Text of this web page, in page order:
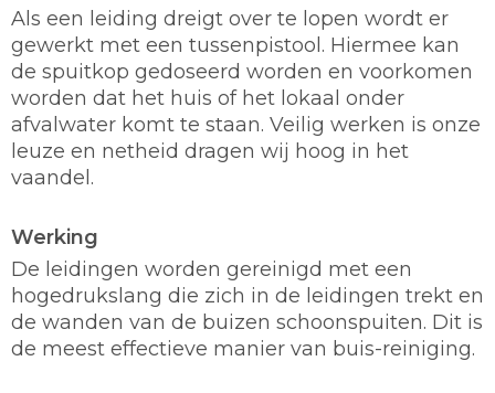
Als een leiding dreigt over te lopen wordt er
gewerkt met een tussenpistool. Hiermee kan
de spuitkop gedoseerd worden en voorkomen
worden dat het huis of het lokaal onder
afvalwater komt te staan. Veilig werken is onze
leuze en netheid dragen wij hoog in het
vaandel.
Werking
De leidingen worden gereinigd met een
hogedrukslang die zich in de leidingen trekt en
de wanden van de buizen schoonspuiten. Dit is
de meest effectieve manier van buis-reiniging.